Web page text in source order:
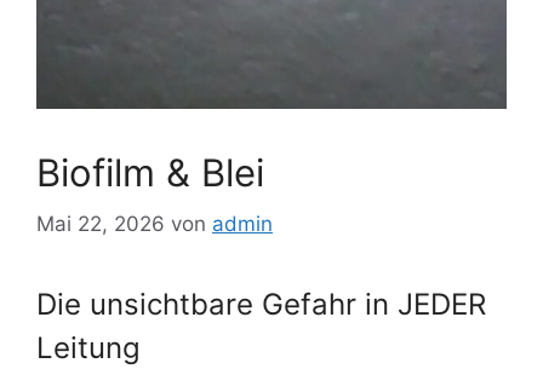
Biofilm & Blei
Mai 22, 2026 von admin
Die unsichtbare Gefahr in JEDER
Leitung